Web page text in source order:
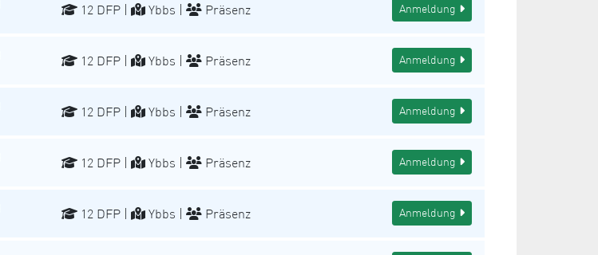
12 DFP | Ybbs | Präsenz Anmeldung
12 DFP | Ybbs | Präsenz Anmeldung
12 DFP | Ybbs | Präsenz Anmeldung
12 DFP | Ybbs | Präsenz Anmeldung
12 DFP | Ybbs | Präsenz Anmeldung